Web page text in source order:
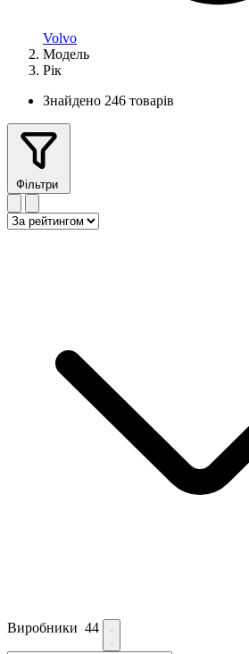
Volvo
Модель
Рік
Знайдено 246 товарів
Фільтри
Виробники 44